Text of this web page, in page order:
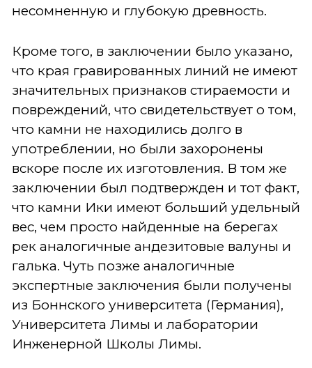
несомненную и глубокую древность.
Кроме того, в заключении было указано,
что края гравированных линий не имеют
значительных признаков стираемости и
повреждений, что свидетельствует о том,
что камни не находились долго в
употреблении, но были захоронены
вскоре после их изготовления. В том же
заключении был подтвержден и тот факт,
что камни Ики имеют больший удельный
вес, чем просто найденные на берегах
рек аналогичные андезитовые валуны и
галька. Чуть позже аналогичные
экспертные заключения были получены
из Боннского университета (Германия),
Университета Лимы и лаборатории
Инженерной Школы Лимы.